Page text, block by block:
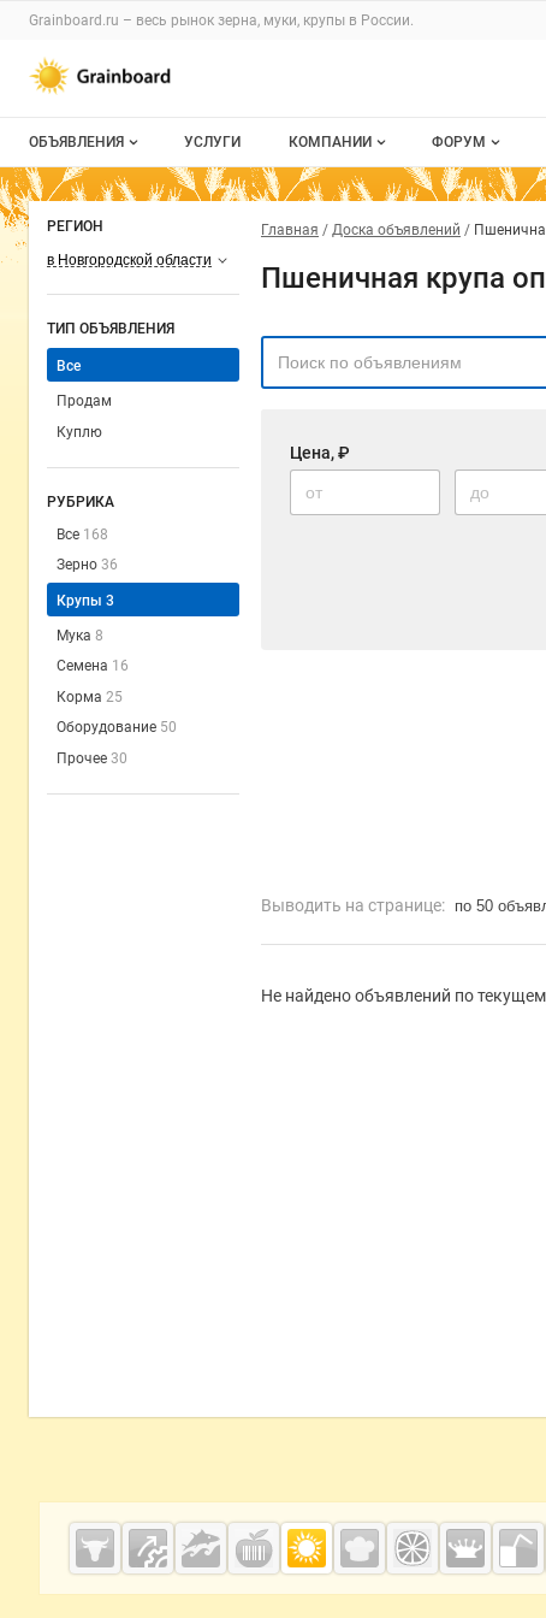
Grainboard.ru – весь рынок зерна, муки, крупы в России.
ОБЪЯВЛЕНИЯ
Все объявления
УСЛУГИ КОМПАНИИ
О каталоге компаний
Платное размещение
ФОРУМ
Все темы
С моим
РЕГИОН
в Новгородской области
ТИП ОБЪЯВЛЕНИЯ
Все
Продам
Куплю
РУБРИКА
Все 168
Зерно 36
Крупы 3
Мука 8
Семена 16
Корма 25
Оборудование 50
Прочее 30
Главная Доска объявлений
Пшеничная крупа
Цена, ₽
Выводить на странице: по 50
Не найдено объявлений по
Grainboard.ru